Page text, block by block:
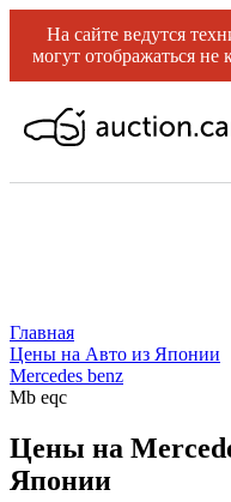
На сайте ведутся
могут отображаться не
Главная
Цены на Авто из Японии
Mercedes benz
Mb eqc
Цены на
Японии